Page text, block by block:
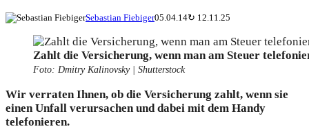
Sebastian Fiebiger05.04.14↻ 12.11.25
Zahlt die Versicherung, wenn man am Steuer
Foto: Dmitry Kalinovsky | Shutterstock
Wir verraten Ihnen, ob die Versicherung zahlt, wenn sie
einen Unfall verursachen und dabei mit dem Handy
telefonieren.